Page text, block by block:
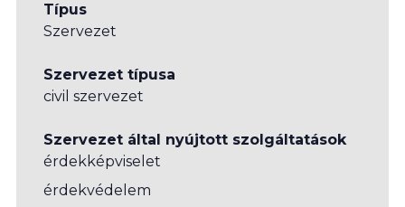
Típus
Szervezet
Szervezet típusa
civil szervezet
Szervezet által nyújtott szolgáltatások
érdekképviselet
érdekvédelem